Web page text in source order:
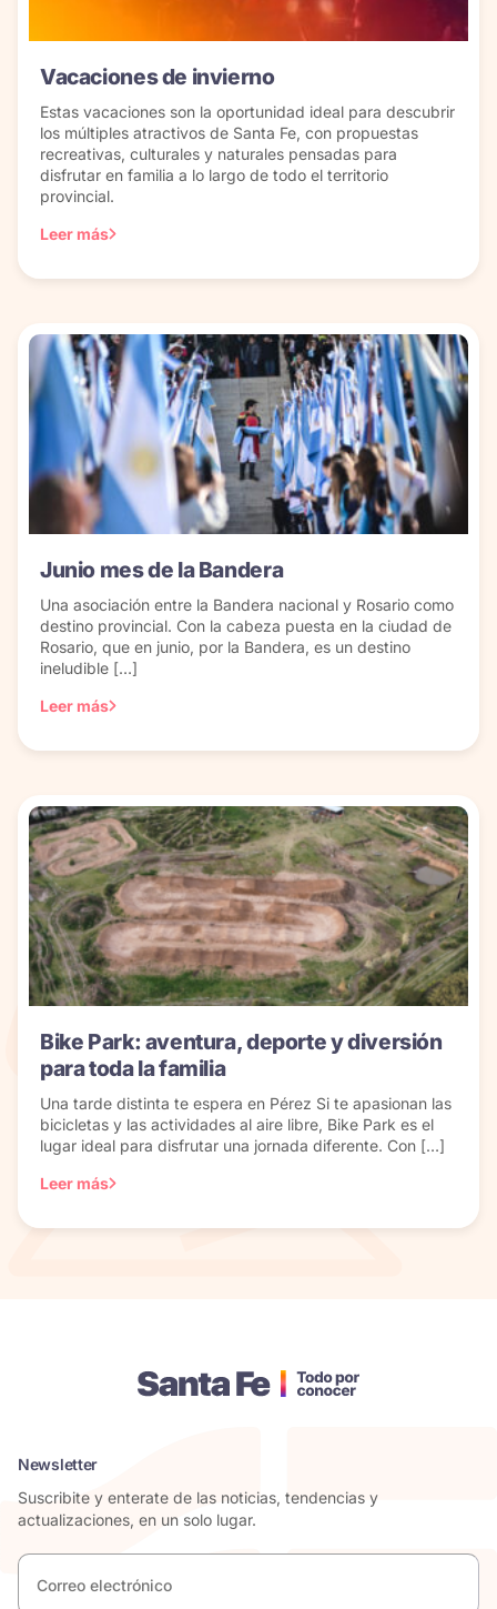
Vacaciones de invierno
Estas vacaciones son la oportunidad ideal para descubrir
los múltiples atractivos de Santa Fe, con propuestas
recreativas, culturales y naturales pensadas para
disfrutar en familia a lo largo de todo el territorio
provincial.
Leer más
Junio mes de la Bandera
Una asociación entre la Bandera nacional y Rosario como
destino provincial. Con la cabeza puesta en la ciudad de
Rosario, que en junio, por la Bandera, es un destino
ineludible […]
Leer más
Bike Park: aventura, deporte y diversión
para toda la familia
Una tarde distinta te espera en Pérez Si te apasionan las
bicicletas y las actividades al aire libre, Bike Park es el
lugar ideal para disfrutar una jornada diferente. Con […]
Leer más
Newsletter
Suscribite y enterate de las noticias, tendencias y
actualizaciones, en un solo lugar.
Correo
electrónico *